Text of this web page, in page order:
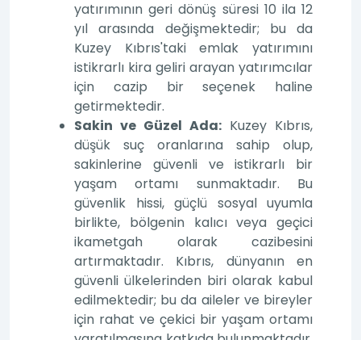
yatırımının geri dönüş süresi 10 ila 12
yıl arasında değişmektedir; bu da
Kuzey Kıbrıs'taki emlak yatırımını
istikrarlı kira geliri arayan yatırımcılar
için cazip bir seçenek haline
getirmektedir.
Sakin ve Güzel Ada: Kuzey Kıbrıs,
düşük suç oranlarına sahip olup,
sakinlerine güvenli ve istikrarlı bir
yaşam ortamı sunmaktadır. Bu
güvenlik hissi, güçlü sosyal uyumla
birlikte, bölgenin kalıcı veya geçici
ikametgah olarak cazibesini
artırmaktadır. Kıbrıs, dünyanın en
güvenli ülkelerinden biri olarak kabul
edilmektedir; bu da aileler ve bireyler
için rahat ve çekici bir yaşam ortamı